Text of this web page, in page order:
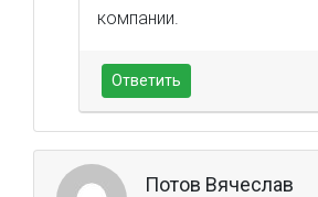
компании.
Ответить
Потов Вячеслав